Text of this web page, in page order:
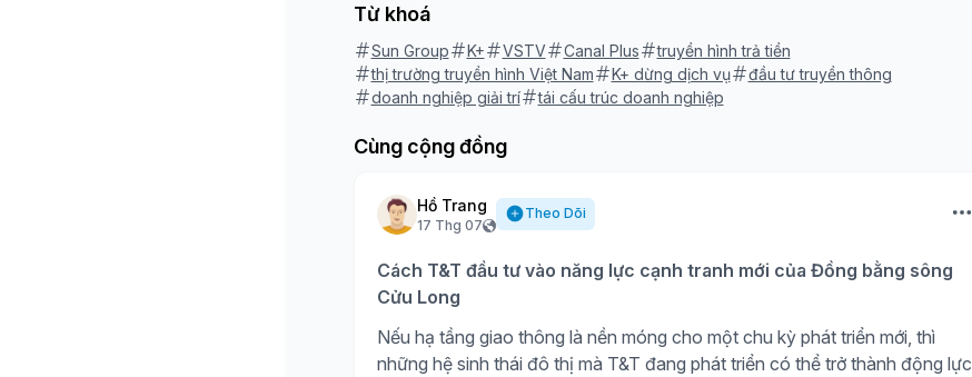
Từ khoá
Sun Group K+ VSTV Canal Plus
truyền hình trả tiền
thị trường truyền hình Việt Nam
K+ dừng dịch vụ
đầu tư truyền thông
doanh nghiệp giải trí
tái cấu trúc doanh nghiệp
Cùng cộng đồng
Hồ Trang
17 Thg 07
Theo Dõi
Cách T&T đầu tư vào năng lực cạnh tranh mới của Đồng bằng sông
Cửu Long
Nếu hạ tầng giao thông là nền móng cho một chu kỳ phát triển mới, thì
những hệ sinh thái đô thị mà T&T đang phát triển có thể trở thành động lực